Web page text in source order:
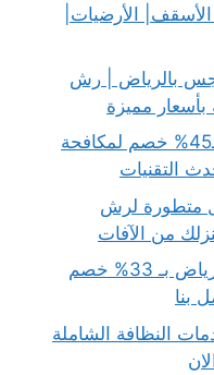
| الأسقف| الأرضيات|
بالرياض | رش
مميزة
شركة مكافحة حشرات بالخرج بـ45% خصم لمكافحة
التقنيات
متطورة لرش
شركة تنظيف حي السليمانية بالرياض بـ 33% خصم
بنا
النظافة الشاملة